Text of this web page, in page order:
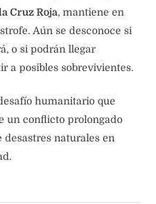
Cruz Roja, mantiene en
Aún se desconoce si
o si podrán llegar
a posibles sobrevivientes.
humanitario que
un conflicto prolongado
naturales en